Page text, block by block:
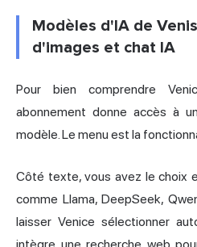
Modèles d'IA de
d'images et chat IA
Pour bien comprendre
abonnement donne accès à
modèle. Le menu est la
Côté texte, vous avez le choix
comme Llama, DeepSeek,
laisser Venice sélectionner